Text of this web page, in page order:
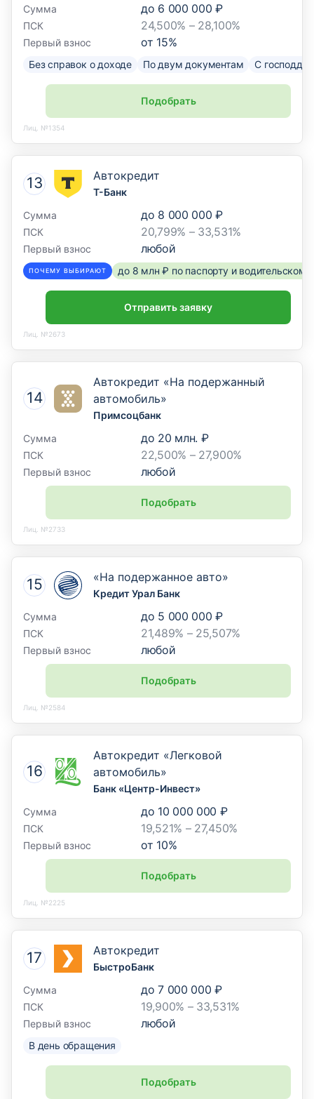
Сумма
до 6 000 000 ₽
ПСК 24,500% – 28,100%
Первый взнос от 15%
Без справок о доходе По двум документам С
Подобрать
Лиц. №1354
Автокредит
Т-Банк
Сумма
до 8 000 000 ₽
ПСК 20,799% – 33,531%
Первый взнос любой
ПОЧЕМУ ВЫБИРАЮТ до 8 млн ₽ по паспорту и
Отправить заявку
Лиц. №2673
Автокредит «На подержанный
автомобиль»
Примсоцбанк
Сумма
до 20 млн. ₽
ПСК 22,500% – 27,900%
Первый взнос любой
Подобрать
Лиц. №2733
«На подержанное авто»
Кредит Урал Банк
Сумма
до 5 000 000 ₽
ПСК 21,489% – 25,507%
Первый взнос любой
Подобрать
Лиц. №2584
Автокредит «Легковой
автомобиль»
Банк «Центр-Инвест»
Сумма
до 10 000 000 ₽
ПСК 19,521% – 27,450%
Первый взнос от 10%
Подобрать
Лиц. №2225
Автокредит
БыстроБанк
Сумма
до 7 000 000 ₽
ПСК 19,900% – 33,531%
Первый взнос любой
В день обращения
Подобрать